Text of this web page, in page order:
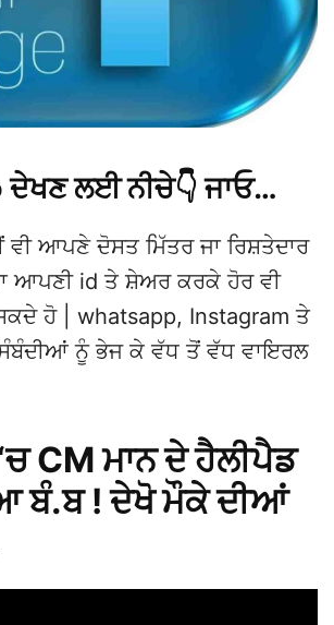
ਦੇਖਣ ਲਈ ਨੀਚੇ👇 ਜਾਓ…
ਆਪਣੇ ਦੋਸਤ ਮਿੱਤਰ ਜਾ ਰਿਸ਼ਤੇਦਾਰ
ਆਪਣੀ id ਤੇ ਸ਼ੇਅਰ ਕਰਕੇ ਹੋਰ ਵੀ
ਹੋ | whatsapp, Instagram ਤੇ
ਨੂੰ ਭੇਜ ਕੇ ਵੱਧ ਤੋਂ ਵੱਧ ਵਾਇਰਲ
CM ਮਾਨ ਦੇ ਹੈਲੀਪੈਡ
ਬੰ.ਬ ! ਦੇਖੋ ਮੌਕੇ ਦੀਆਂ